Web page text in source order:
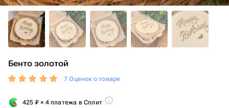
Бенто золотой
7 Оценок о товаре
425 ₽ × 4 платежа в Сплит